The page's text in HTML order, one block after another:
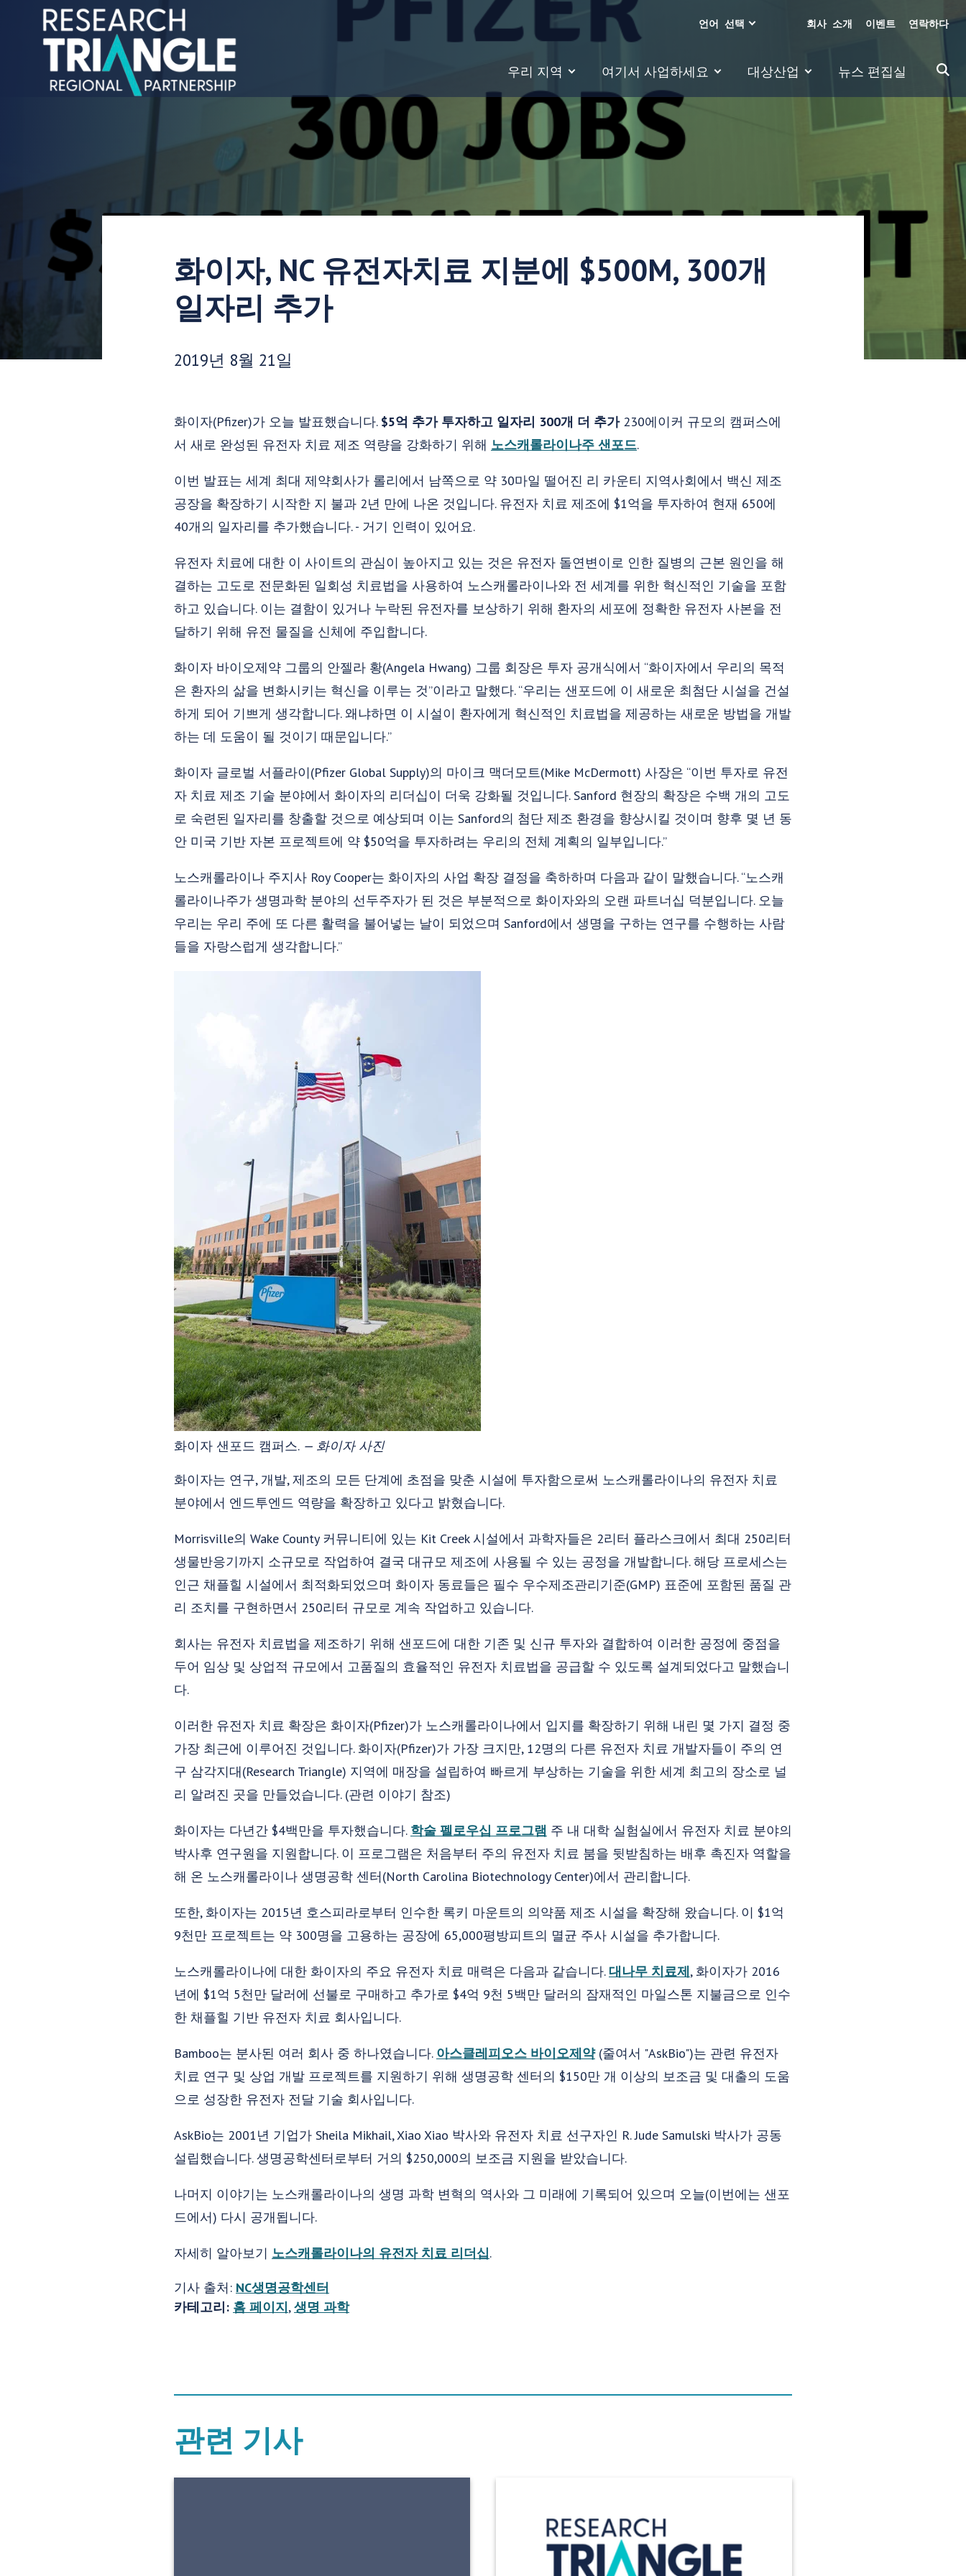
콘텐츠로 건너뛰기
우리 지역 여기서 사업하세요 대상산업 뉴스 편집실
회사 소개 이벤트 연락하다
언어 선택
화이자, NC 유전자치료 지분에 $500M, 300개
일자리 추가
게시 날짜:
2019년 8월 21일
화이자(Pfizer)가 오늘 발표했습니다. $5억 추가 투자하고 일자리 300개 더 추가230에이커 규모의 캠퍼스에
서 새로 완성된 유전자 치료 제조 역량을 강화하기 위해 노스캐롤라이나주 샌포드.
이번 발표는 세계 최대 제약회사가 롤리에서 남쪽으로 약 30마일 떨어진 리 카운티 지역사회에서 백신 제조
공장을 확장하기 시작한 지 불과 2년 만에 나온 것입니다. 유전자 치료 제조에 $1억을 투자하여 현재 650에
40개의 일자리를 추가했습니다. - 거기 인력이 있어요.
유전자 치료에 대한 이 사이트의 관심이 높아지고 있는 것은 유전자 돌연변이로 인한 질병의 근본 원인을 해
결하는 고도로 전문화된 일회성 치료법을 사용하여 노스캐롤라이나와 전 세계를 위한 혁신적인 기술을 포함
하고 있습니다. 이는 결함이 있거나 누락된 유전자를 보상하기 위해 환자의 세포에 정확한 유전자 사본을 전
달하기 위해 유전 물질을 신체에 주입합니다.
화이자 바이오제약 그룹의 안젤라 황(Angela Hwang) 그룹 회장은 투자 공개식에서 “화이자에서 우리의 목적
은 환자의 삶을 변화시키는 혁신을 이루는 것”이라고 말했다. “우리는 샌포드에 이 새로운 최첨단 시설을 건설
하게 되어 기쁘게 생각합니다. 왜냐하면 이 시설이 환자에게 혁신적인 치료법을 제공하는 새로운 방법을 개발
하는 데 도움이 될 것이기 때문입니다.”
화이자 글로벌 서플라이(Pfizer Global Supply)의 마이크 맥더모트(Mike McDermott) 사장은 “이번 투자로 유전
자 치료 제조 기술 분야에서 화이자의 리더십이 더욱 강화될 것입니다. Sanford 현장의 확장은 수백 개의 고도
로 숙련된 일자리를 창출할 것으로 예상되며 이는 Sanford의 첨단 제조 환경을 향상시킬 것이며 향후 몇 년 동
안 미국 기반 자본 프로젝트에 약 $50억을 투자하려는 우리의 전체 계획의 일부입니다.”
노스캐롤라이나 주지사 Roy Cooper는 화이자의 사업 확장 결정을 축하하며 다음과 같이 말했습니다. “노스캐
롤라이나주가 생명과학 분야의 선두주자가 된 것은 부분적으로 화이자와의 오랜 파트너십 덕분입니다. 오늘
우리는 우리 주에 또 다른 활력을 불어넣는 날이 되었으며 Sanford에서 생명을 구하는 연구를 수행하는 사람
들을 자랑스럽게 생각합니다.”
화이자 샌포드 캠퍼스. — 화이자 사진
화이자는 연구, 개발, 제조의 모든 단계에 초점을 맞춘 시설에 투자함으로써 노스캐롤라이나의 유전자 치료
분야에서 엔드투엔드 역량을 확장하고 있다고 밝혔습니다.
Morrisville의 Wake County 커뮤니티에 있는 Kit Creek 시설에서 과학자들은 2리터 플라스크에서 최대 250리터
생물반응기까지 소규모로 작업하여 결국 대규모 제조에 사용될 수 있는 공정을 개발합니다. 해당 프로세스는
인근 채플힐 시설에서 최적화되었으며 화이자 동료들은 필수 우수제조관리기준(GMP) 표준에 포함된 품질 관
리 조치를 구현하면서 250리터 규모로 계속 작업하고 있습니다.
회사는 유전자 치료법을 제조하기 위해 샌포드에 대한 기존 및 신규 투자와 결합하여 이러한 공정에 중점을
두어 임상 및 상업적 규모에서 고품질의 효율적인 유전자 치료법을 공급할 수 있도록 설계되었다고 말했습니
다.
이러한 유전자 치료 확장은 화이자(Pfizer)가 노스캐롤라이나에서 입지를 확장하기 위해 내린 몇 가지 결정 중
가장 최근에 이루어진 것입니다. 화이자(Pfizer)가 가장 크지만, 12명의 다른 유전자 치료 개발자들이 주의 연
구 삼각지대(Research Triangle) 지역에 매장을 설립하여 빠르게 부상하는 기술을 위한 세계 최고의 장소로 널
리 알려진 곳을 만들었습니다. (관련 이야기 참조)
화이자는 다년간 $4백만을 투자했습니다. 학술 펠로우십 프로그램 주 내 대학 실험실에서 유전자 치료 분야의
박사후 연구원을 지원합니다. 이 프로그램은 처음부터 주의 유전자 치료 붐을 뒷받침하는 배후 촉진자 역할을
해 온 노스캐롤라이나 생명공학 센터(North Carolina Biotechnology Center)에서 관리합니다.
또한, 화이자는 2015년 호스피라로부터 인수한 록키 마운트의 의약품 제조 시설을 확장해 왔습니다. 이 $1억
9천만 프로젝트는 약 300명을 고용하는 공장에 65,000평방피트의 멸균 주사 시설을 추가합니다.
노스캐롤라이나에 대한 화이자의 주요 유전자 치료 매력은 다음과 같습니다. 대나무 치료제, 화이자가 2016
년에 $1억 5천만 달러에 선불로 구매하고 추가로 $4억 9천 5백만 달러의 잠재적인 마일스톤 지불금으로 인수
한 채플힐 기반 유전자 치료 회사입니다.
Bamboo는 분사된 여러 회사 중 하나였습니다. 아스클레피오스 바이오제약(줄여서 "AskBio")는 관련 유전자
치료 연구 및 상업 개발 프로젝트를 지원하기 위해 생명공학 센터의 $150만 개 이상의 보조금 및 대출의 도움
으로 성장한 유전자 전달 기술 회사입니다.
AskBio는 2001년 기업가 Sheila Mikhail, Xiao Xiao 박사와 유전자 치료 선구자인 R. Jude Samulski 박사가 공동
설립했습니다. 생명공학센터로부터 거의 $250,000의 보조금 지원을 받았습니다.
나머지 이야기는 노스캐롤라이나의 생명 과학 변혁의 역사와 그 미래에 기록되어 있으며 오늘(이번에는 샌포
드에서) 다시 공개됩니다.
자세히 알아보기 노스캐롤라이나의 유전자 치료 리더십.
기사 출처: NC생명공학센터
카테고리: 홈 페이지,생명 과학
관련 기사